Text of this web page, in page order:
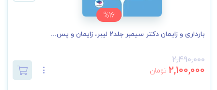
%16
بارداری و زایمان دکتر سیمبر جلد2 لیبر، زایمان و پس...
2,490,000
2,100,000 تومان